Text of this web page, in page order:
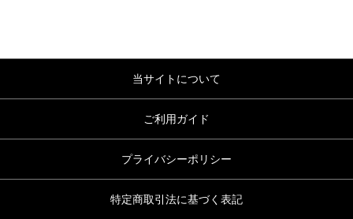
当サイトについて
ご利用ガイド
プライバシーポリシー
特定商取引法に基づく表記